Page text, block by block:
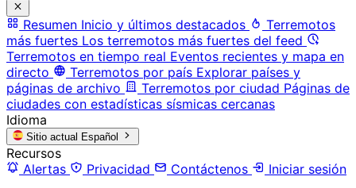
Resumen Inicio y últimos destacados
Terremotos
más fuertes Los terremotos más fuertes del feed
Terremotos en tiempo real Eventos recientes y mapa en
directo
Terremotos por país Explorar países y
páginas de archivo
Terremotos por ciudad Páginas de
ciudades con estadísticas sísmicas cercanas
Idioma
Sitio actual Español
Recursos
Alertas
Privacidad Contáctenos
Iniciar sesión